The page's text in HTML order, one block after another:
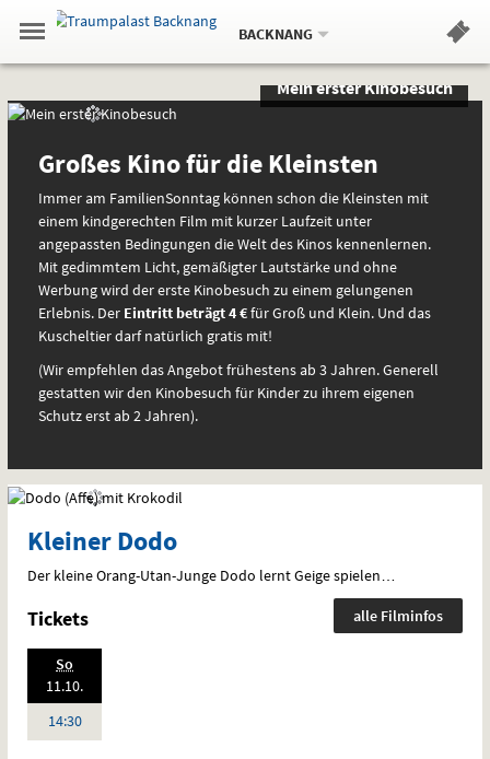
Springe
zum
,zum
.
Navigation
Service
Gehe
zur
Standortauswahl
Standort:
BACKNANG.
Hinweis
Spezial
Sondervorstellungen
spezielle
Interessen
Mein erster Kinobesuch
Großes Kino für die Kleinsten
Immer am FamilienSonntag können schon die Kleinsten mit
einem kindgerechten Film mit kurzer Laufzeit unter
angepassten Bedingungen die Welt des Kinos kennenlernen.
Mit gedimmtem Licht, gemäßigter Lautstärke und ohne
Werbung wird der erste Kinobesuch zu einem gelungenen
Erlebnis. Der Eintritt beträgt 4 €für Groß und Klein. Und das
Kuscheltier darf natürlich gratis mit!
(Wir empfehlen das Angebot frühestens ab 3 Jahren. Generell
gestatten wir den Kinobesuch für Kinder zu ihrem eigenen
Schutz erst ab 2 Jahren).
Kleiner Dodo
Der kleine Orang-Utan-Junge Dodo lernt Geige spielen…
alle Filminfos
Tickets
Standardfassung
Sprache:
Deutsch
So
11.10.2026:
14:30Uhr